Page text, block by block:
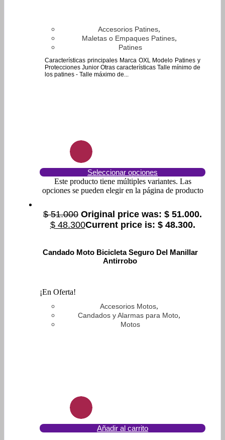
Accesorios Patines,
Maletas o Empaques Patines,
Patines
Características principales Marca OXL Modelo Patines y
Protecciones Junior Otras características Talle mínimo de
los patines - Talle máximo de...
Seleccionar opciones
Este producto tiene múltiples variantes. Las
opciones se pueden elegir en la página de producto
$51.000 Original price was: $ 51.000.
$48.300Current price is: $ 48.300.
Candado Moto Bicicleta Seguro Del Manillar
Antirrobo
¡En Oferta!
Accesorios Motos,
Candados y Alarmas para Moto,
Motos
Añadir al carrito